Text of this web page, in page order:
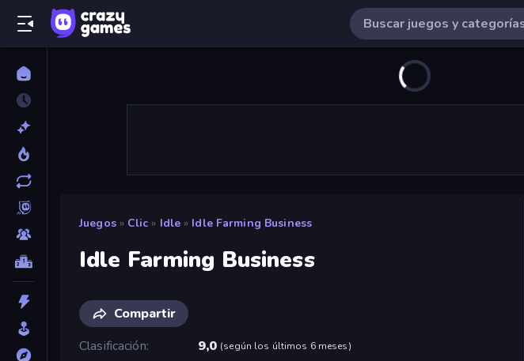
Juegos » Clic » Idle » Idle Farming Business
Idle Farming Business
Compartir
Clasificación
9,0 (según los últimos 6 meses)